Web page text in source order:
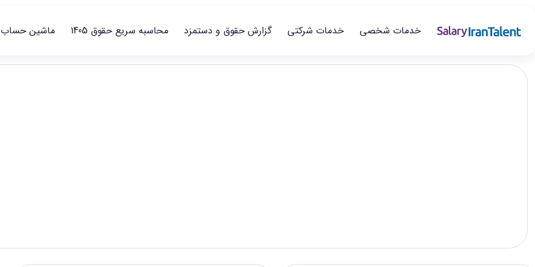
خدمات شخصی خدمات شرکتی گزارش حقوق و دستمزد محاسبه سریع حقوق 1405 ماشین حساب